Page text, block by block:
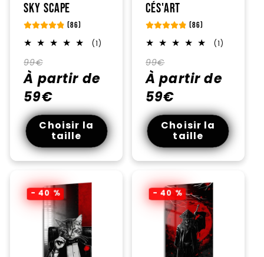
Sky Scape
(86)
(1)
Prix
habituel
99€
promotionnel
À partir de
59€
Choisir la
taille
Cés'art
(86)
(1)
Prix
habituel
99€
promotionnel
À partir de
59€
Choisir la
taille
- 40 % - 40 %